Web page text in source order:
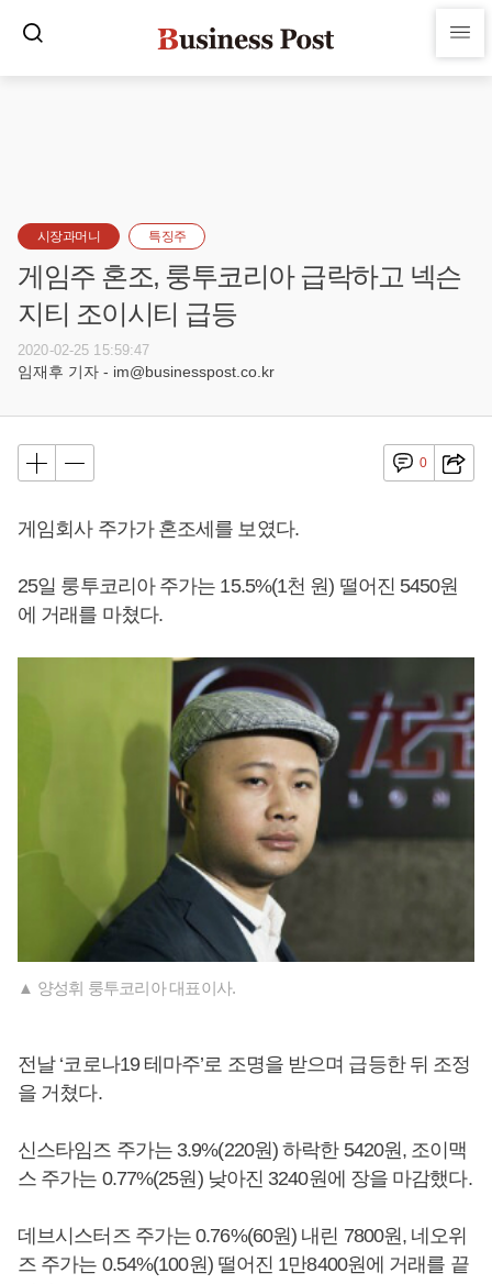
시장과머니 특징주
게임주 혼조, 룽투코리아 급락하고 넥슨
지티 조이시티 급등
2020-02-25 15:59:47
임재후 기자 - im@businesspost.co.kr
0
게임회사 주가가 혼조세를 보였다.
25일 룽투코리아 주가는 15.5%(1천 원) 떨어진 5450원
에 거래를 마쳤다.
▲ 양성휘 룽투코리아 대표이사.
전날 ‘코로나19 테마주’로 조명을 받으며 급등한 뒤 조정
을 거쳤다.
신스타임즈 주가는 3.9%(220원) 하락한 5420원, 조이맥
스 주가는 0.77%(25원) 낮아진 3240원에 장을 마감했다.
데브시스터즈 주가는 0.76%(60원) 내린 7800원, 네오위
즈 주가는 0.54%(100원) 떨어진 1만8400원에 거래를 끝